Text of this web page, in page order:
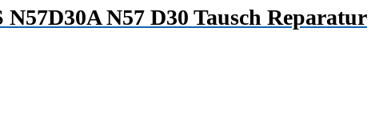
N57 D30 Tausch Reparatur